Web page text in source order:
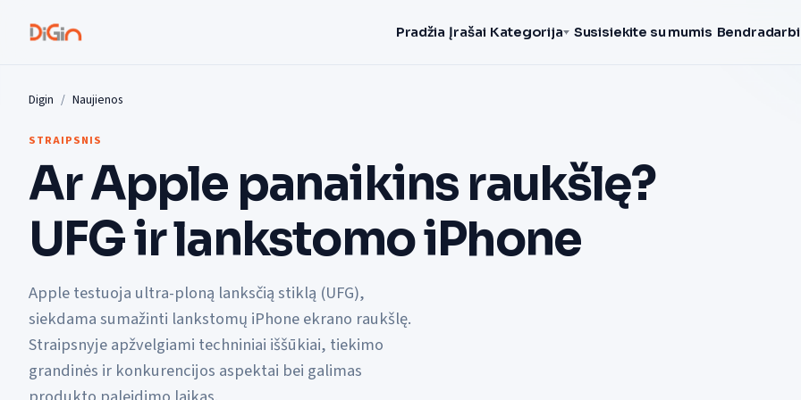
Pradžia Įrašai Kategorija Susisiekite su mumis
Digin Naujienos
STRAIPSNIS
Ar Apple panaikins raukšlę?
UFG ir lankstomo iPhone
Apple testuoja ultra-ploną lanksčią stiklą (UFG),
siekdama sumažinti lankstomų iPhone ekrano raukšlę.
Straipsnyje apžvelgiami techniniai iššūkiai, tiekimo
grandinės ir konkurencijos aspektai bei galimas